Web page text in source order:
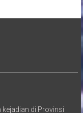
di Provinsi